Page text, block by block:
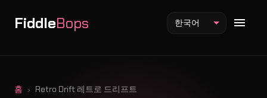
FiddleBops 한국어
홈 Retro Drift 레트로 드리프트